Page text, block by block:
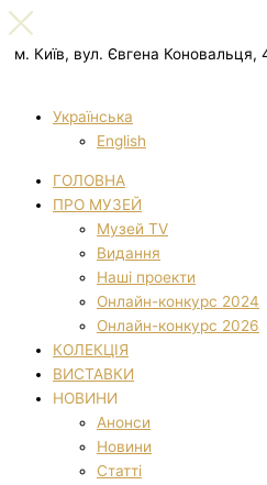
м. Київ, вул. Євгена Коновальця,
Українська
English
ГОЛОВНА
ПРО МУЗЕЙ
Музей TV
Видання
Наші проекти
Онлайн-конкурс 2024
Онлайн-конкурс 2026
КОЛЕКЦІЯ
ВИСТАВКИ
НОВИНИ
Анонси
Новини
Статті